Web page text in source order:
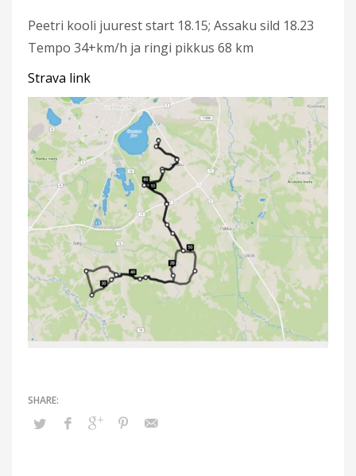
Peetri kooli juurest start 18.15; Assaku sild 18.23
Tempo 34+km/h ja ringi pikkus 68 km
Strava link